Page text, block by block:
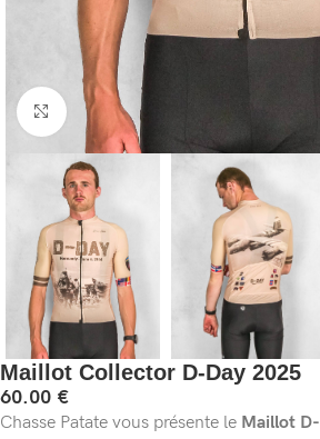
Cliquez pour agrandir
Maillot Collector D-Day 2025
60.00 €
Chasse Patate vous présente le Maillot